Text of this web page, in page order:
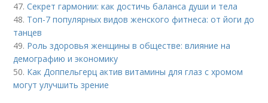
47.Секрет гармонии: как достичь баланса души и тела
48. Топ-7 популярных видов женского фитнеса: от йоги до
танцев
49. Роль здоровья женщины в обществе: влияние на
демографию и экономику
50. Как Доппельгерц актив витамины для глаз с хромом
могут улучшить зрение